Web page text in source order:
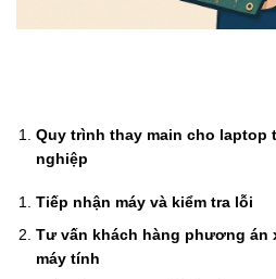
Quy trình thay main cho laptop
nghiệp
Tiếp nhận máy và kiểm tra lỗi
Tư vấn khách hàng phương án
máy tính